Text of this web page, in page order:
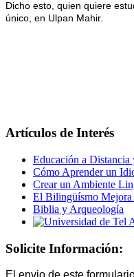
Dicho esto, quien quiere
único, en Ulpan Mahir.
Artículos de Interés
Educación a Distancia
Cómo Aprender un
Crear un Ambiente
El Bilingüísmo Mejora
Biblia y Arqueología
Solicite Información: